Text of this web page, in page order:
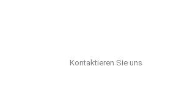
Kontaktieren Sie uns